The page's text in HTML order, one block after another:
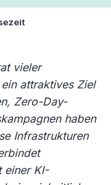
vieler
attraktives Ziel
Zero-Day-
haben
Infrastrukturen
einer KI-